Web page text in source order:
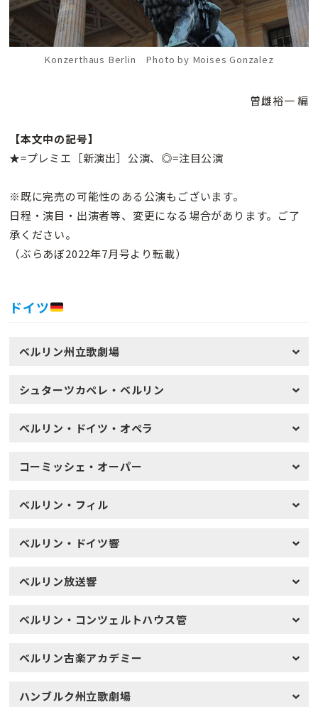
Konzerthaus Berlin Photo by Moises Gonzalez
曽雌裕一 編
【本文中の記号】
★=プレミエ［新演出］公演、◎=注目公演
※既に完売の可能性のある公演もございます。
日程・演目・出演者等、変更になる場合があります。ご了
承ください。
（ぶらあぼ2022年7月号より転載）
ドイツ
ベルリン州立歌劇場
シュターツカペレ・ベルリン
ベルリン・ドイツ・オペラ
コーミッシェ・オーパー
ベルリン・フィル
ベルリン・ドイツ響
ベルリン放送響
ベルリン・コンツェルトハウス管
ベルリン古楽アカデミー
ハンブルク州立歌劇場